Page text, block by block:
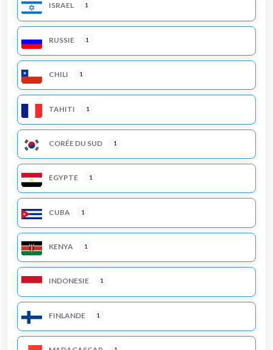
ISRAEL 1
RUSSIE 1
CHILI 1
TAHITI 1
CORÉE DU SUD 1
EGYPTE 1
CUBA 1
KENYA 1
INDONESIE 1
FINLANDE 1